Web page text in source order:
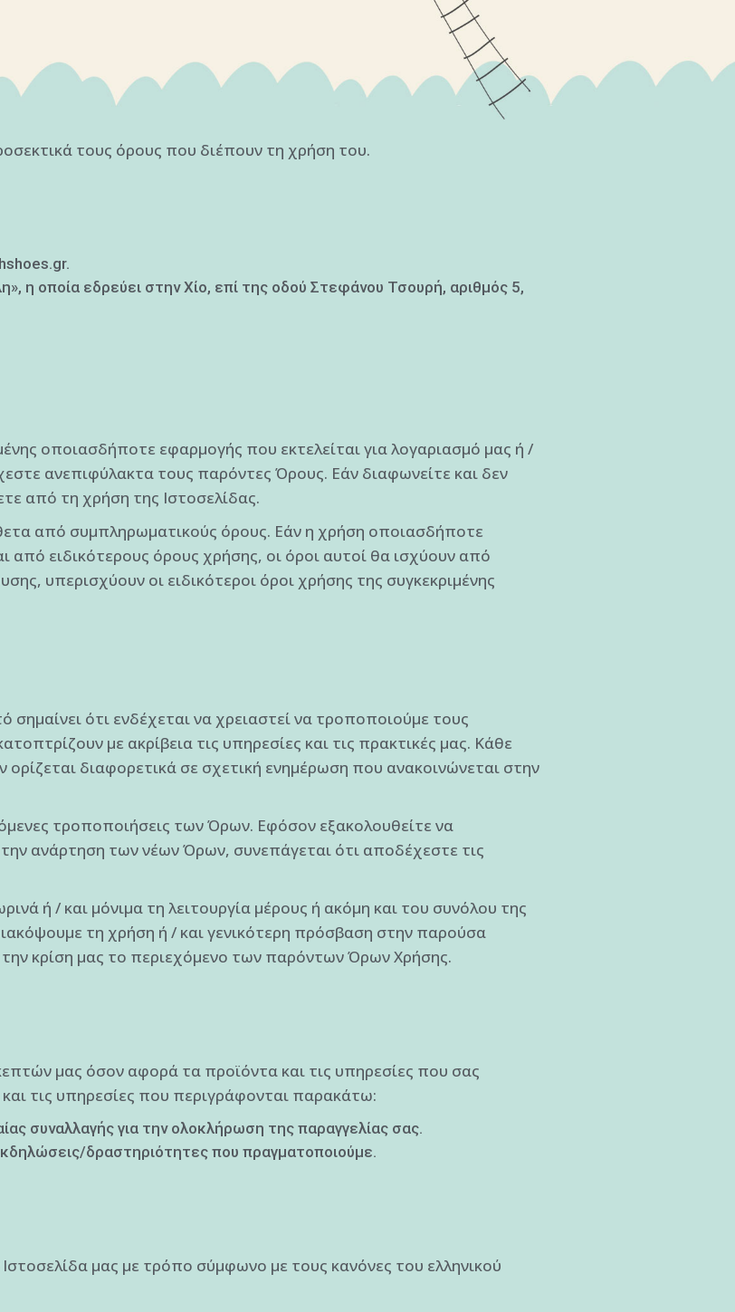
τους όρους που διέπουν τη χρήση του.
η οποία εδρεύει στην Χίο, επί της οδού Στεφάνου Τσουρή, αριθμός 5,
οποιασδήποτε εφαρμογής που εκτελείται για λογαριασμό μας ή /
ανεπιφύλακτα τους παρόντες Όρους. Εάν διαφωνείτε και δεν
από τη χρήση της Ιστοσελίδας.
από συμπληρωματικούς όρους. Εάν η χρήση οποιασδήποτε
από ειδικότερους όρους χρήσης, οι όροι αυτοί θα ισχύουν από
υπερισχύουν οι ειδικότεροι όροι χρήσης της συγκεκριμένης
ότι ενδέχεται να χρειαστεί να τροποποιούμε τους
με ακρίβεια τις υπηρεσίες και τις πρακτικές μας. Κάθε
διαφορετικά σε σχετική ενημέρωση που ανακοινώνεται στην
τροποποιήσεις των Όρων. Εφόσον εξακολουθείτε να
ανάρτηση των νέων Όρων, συνεπάγεται ότι αποδέχεστε τις
ή / και μόνιμα τη λειτουργία μέρους ή ακόμη και του συνόλου της
τη χρήση ή / και γενικότερη πρόσβαση στην παρούσα
κρίση μας το περιεχόμενο των παρόντων Όρων Χρήσης.
μας όσον αφορά τα προϊόντα και τις υπηρεσίες που σας
τις υπηρεσίες που περιγράφονται παρακάτω:
συναλλαγής για την ολοκλήρωση της παραγγελίας σας.
δραστηριότητες που πραγματοποιούμε.
μας με τρόπο σύμφωνο με τους κανόνες του ελληνικού